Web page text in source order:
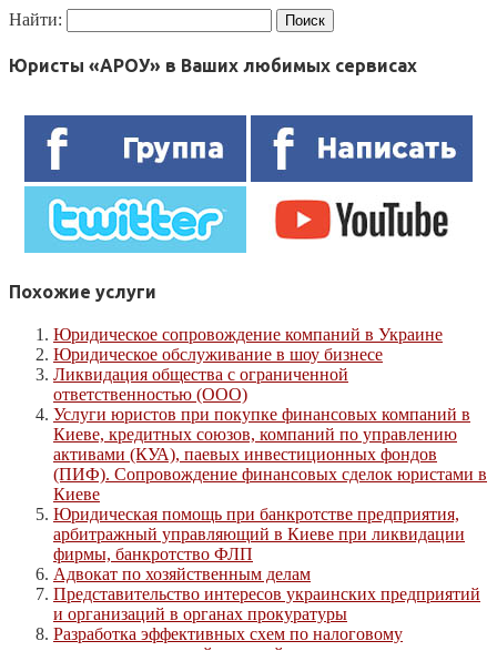
Найти:
Юристы «АРОУ» в Ваших любимых сервисах
Похожие услуги
Юридическое сопровождение компаний в Украине
Юридическое обслуживание в шоу бизнесе
Ликвидация общества с ограниченной
ответственностью (ООО)
Услуги юристов при покупке финансовых компаний в
Киеве, кредитных союзов, компаний по управлению
активами (КУА), паевых инвестиционных фондов
(ПИФ). Сопровождение финансовых сделок юристами в
Киеве
Юридическая помощь при банкротстве предприятия,
арбитражный управляющий в Киеве при ликвидации
фирмы, банкротство ФЛП
Адвокат по хозяйственным делам
Представительство интересов украинских предприятий
и организаций в органах прокуратуры
Разработка эффективных схем по налоговому